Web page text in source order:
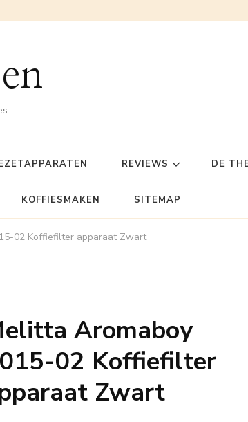
REVIEWS DE
KOFFIESMAKEN SITEMAP
02 Koffiefilter apparaat Zwart
Aromaboy
02 Koffiefilter
Zwart